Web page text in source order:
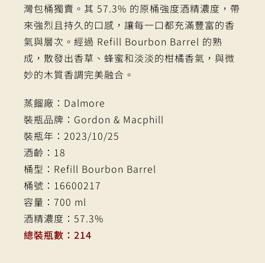
灣包桶獨賣。其 57.3% 的原桶強度酒精濃度，帶
來強烈且持久的口感，讓每一口都充滿豐富的香
氣與層次。經過 Refill Bourbon Barrel 的熟
成，散發出香草、蜂蜜和淡淡的柑橘香氣，與微
妙的木質香調完美融合。
蒸餾廠：Dalmore
裝瓶品牌：Gordon & Macphill
裝瓶年：2023/10/25
酒齡：18
桶型：Refill Bourbon Barrel
桶號：16600217
容量：700 ml
酒精濃度：57.3%
總裝瓶數：214